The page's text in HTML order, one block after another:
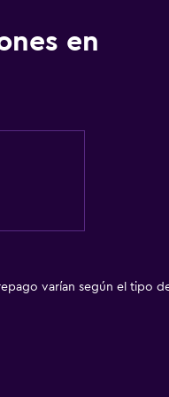
en
varían según el tipo